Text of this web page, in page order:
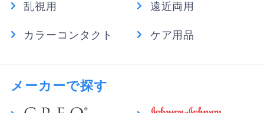
乱視用 遠近両用
カラーコンタクト ケア用品
メーカーで探す